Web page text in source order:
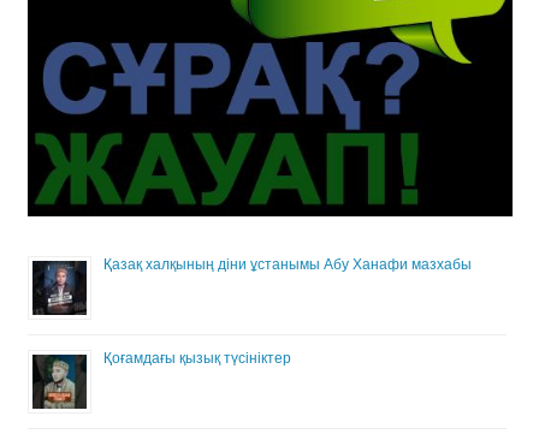
Қазақ халқының діни ұстанымы Абу Ханафи мазхабы
Қоғамдағы қызық түсініктер